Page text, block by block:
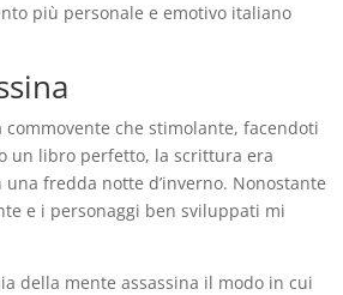
più personale e emotivo italiano
che stimolante, facendoti
un libro perfetto, la scrittura era
fredda notte d’inverno. Nonostante
e i personaggi ben sviluppati mi
della mente assassina il modo in cui